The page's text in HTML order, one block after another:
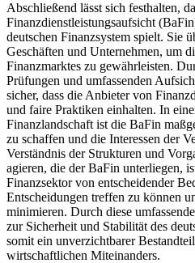
Abschließend lässt sich festhalten,‌
‌Finanzdienstleistungsaufsicht‌
deutschen Finanzsystem spielt.⁣ Sie
⁣Geschäften ⁣und Unternehmen, ⁢um
‌Finanzmarktes zu gewährleisten.
Prüfungen und umfassenden
sicher, dass ⁣die Anbieter von
und faire Praktiken einhalten. In
Finanzlandschaft ist die ⁤BaFin
zu schaffen und‌ die ‌Interessen der
Verständnis der⁢ Strukturen und
agieren, die ‍der ‌BaFin unterliegen,
Finanzsektor‌ von entscheidender
Entscheidungen treffen zu können
minimieren. Durch diese
zur Sicherheit und Stabilität ⁢des
somit ein unverzichtbarer
wirtschaftlichen Miteinanders.